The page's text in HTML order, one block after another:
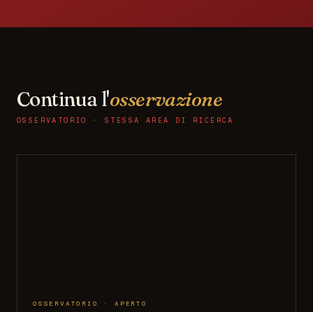
Continua l'osservazione
OSSERVATORIO · STESSA AREA DI RICERCA
OSSERVATORIO · APERTO